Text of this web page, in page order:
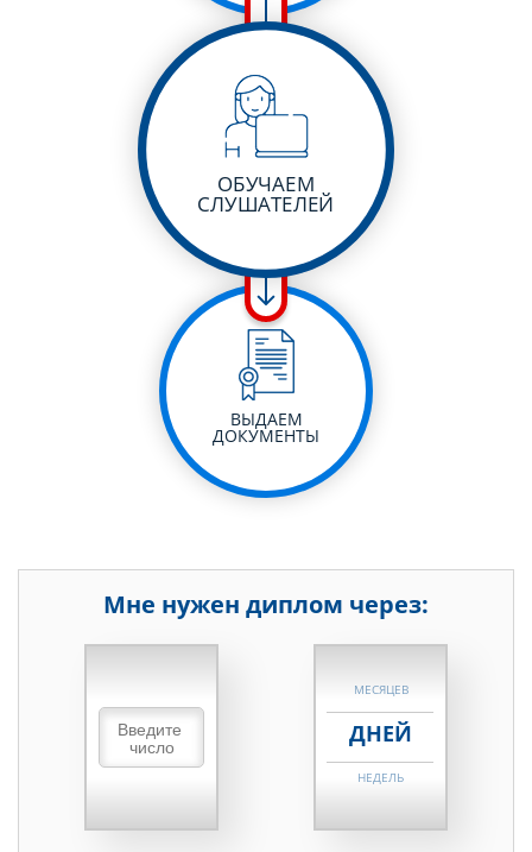
ОБУЧАЕМ
СЛУШАТЕЛЕЙ
ВЫДАЕМ
ДОКУМЕНТЫ
Мне нужен диплом через:
НЕДЕЛЬ
МЕСЯЦЕВ
ДНЕЙ
НЕДЕЛЬ